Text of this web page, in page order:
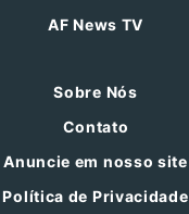
AF News TV
Sobre Nós
Contato
Anuncie em nosso site
Política de Privacidade